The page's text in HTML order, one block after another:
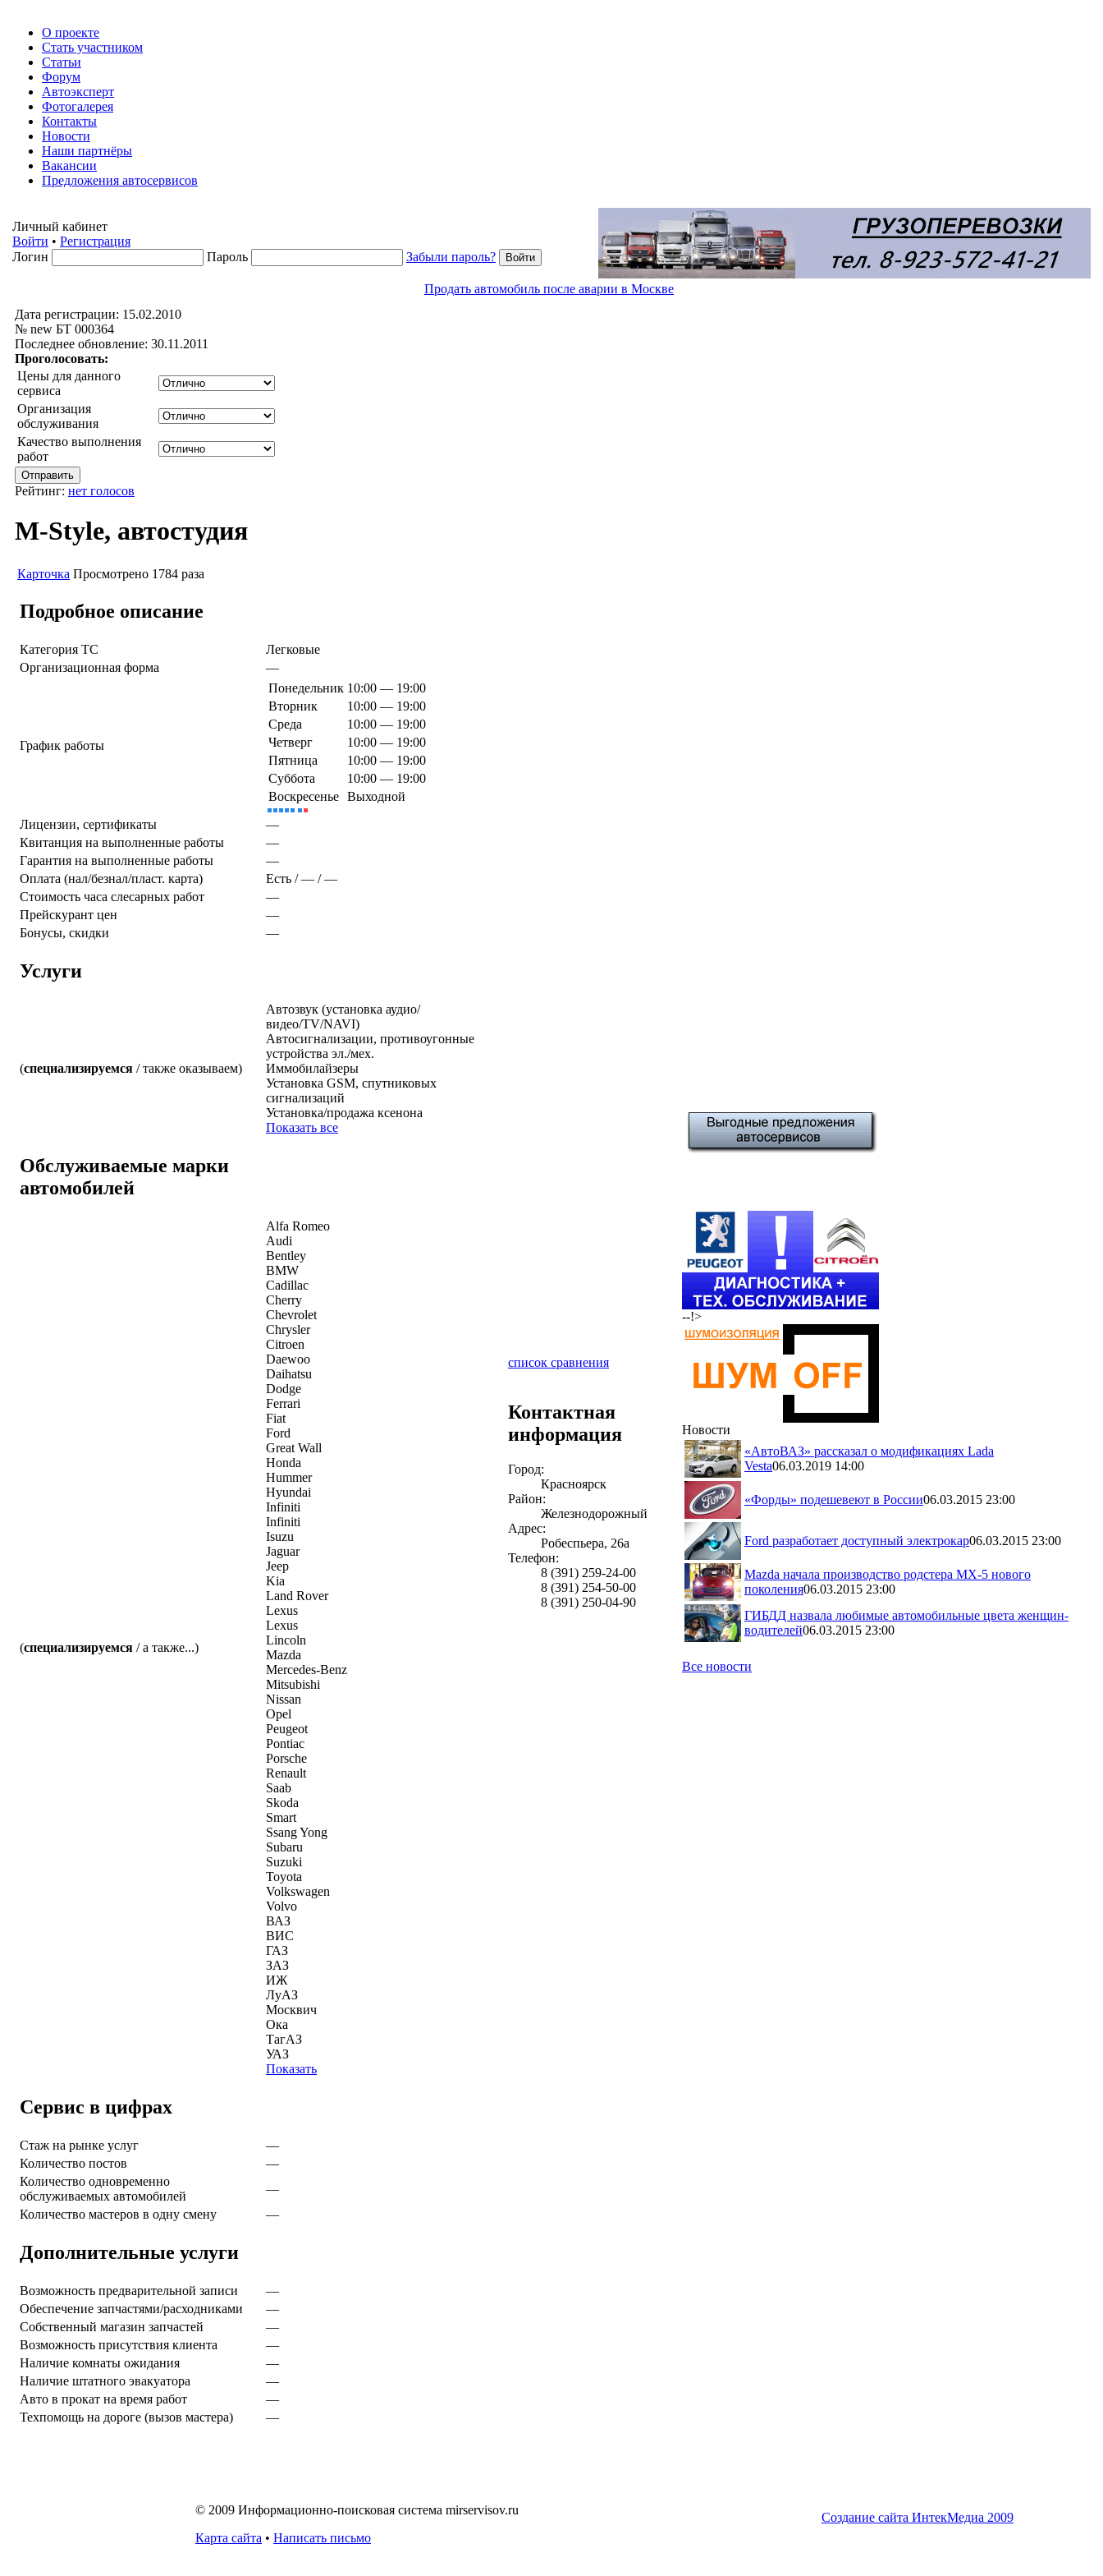
О проекте
Стать участником
Статьи
Форум
Автоэксперт
Фотогалерея
Контакты
Новости
Наши партнёры
Вакансии
Предложения автосервисов
Личный кабинет
Войти • Регистрация
Логин
Пароль Забыли пароль?
Продать автомобиль после аварии в Москве
Дата регистрации: 15.02.2010
№ new БТ 000364
Последнее обновление: 30.11.2011
Проголосовать:
Цены для данного
сервиса
Организация
обслуживания
Качество выполнения
работ
Рейтинг: нет голосов
M-Style, автостудия
Карточка Просмотрено 1784 раза
Подробное описание
Категория ТС
Легковые
Организационная форма
—
График работы
Понедельник 10:00 — 19:00
Вторник
10:00 — 19:00
Среда
10:00 — 19:00
Четверг
10:00 — 19:00
Пятница
10:00 — 19:00
Суббота
10:00 — 19:00
Воскресенье Выходной
Лицензии, сертификаты
—
Квитанция на выполненные работы
—
Гарантия на выполненные работы
—
Оплата (нал/безнал/пласт. карта)
Есть / — / —
Стоимость часа слесарных работ
—
Прейскурант цен
—
Бонусы, скидки
—
Услуги
(специализируемся / также оказываем)
Автозвук (установка аудио/
видео/TV/NAVI)
Автосигнализации, противоугонные
устройства эл./мех.
Иммобилайзеры
Установка GSM, спутниковых
сигнализаций
Установка/продажа ксенона
Показать все
Обслуживаемые марки
автомобилей
(специализируемся / а также...)
Alfa Romeo
Audi
Bentley
BMW
Cadillac
Cherry
Chevrolet
Chrysler
Citroen
Daewoo
Daihatsu
Dodge
Ferrari
Fiat
Ford
Great Wall
Honda
Hummer
Hyundai
Infiniti
Infiniti
Isuzu
Jaguar
Jeep
Kia
Land Rover
Lexus
Lexus
Lincoln
Mazda
Mercedes-Benz
Mitsubishi
Nissan
Opel
Peugeot
Pontiac
Porsche
Renault
Saab
Skoda
Smart
Ssang Yong
Subaru
Suzuki
Toyota
Volkswagen
Volvo
ВАЗ
ВИС
ГАЗ
ЗАЗ
ИЖ
ЛуАЗ
Москвич
Ока
ТагАЗ
УАЗ
Показать
Сервис в цифрах
Стаж на рынке услуг
—
Количество постов
—
Количество одновременно
обслуживаемых автомобилей
—
Количество мастеров в одну смену
—
Дополнительные услуги
Возможность предварительной записи
—
Обеспечение запчастями/расходниками
—
Собственный магазин запчастей
—
Возможность присутствия клиента
—
Наличие комнаты ожидания
—
Наличие штатного эвакуатора
—
Авто в прокат на время работ
—
Техпомощь на дороге (вызов мастера)
—
список сравнения
Контактная
информация
Город:
Красноярск
Район:
Железнодорожный
Адрес:
Робеспьера, 26а
Телефон:
8 (391) 259-24-00
8 (391) 254-50-00
8 (391) 250-04-90
--!>
Новости
«АвтоВАЗ» рассказал о модификациях Lada
Vesta06.03.2019 14:00
«Форды» подешевеют в России06.03.2015 23:00
Ford разработает доступный электрокар06.03.2015 23:00
Mazda начала производство родстера MX-5 нового
поколения06.03.2015 23:00
ГИБДД назвала любимые автомобильные цвета женщин-
водителей06.03.2015 23:00
Все новости
© 2009 Информационно-поисковая система mirservisov.ru
Карта сайта • Написать письмо
Создание сайта ИнтекМедиа 2009